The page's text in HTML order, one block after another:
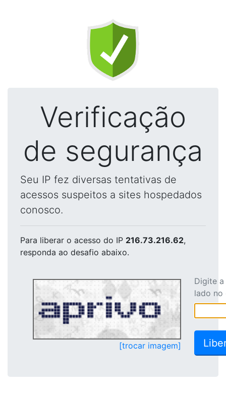
Verificação
de segurança
Seu IP fez diversas tentativas de
acessos suspeitos a sites hospedados
conosco.
Para liberar o acesso do IP 216.73.216.62,
responda ao desafio abaixo.
[trocar imagem]
Digite
lado no